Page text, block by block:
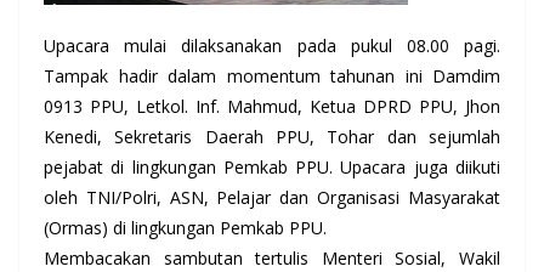
Upacara mulai dilaksanakan pada pukul 08.00 pagi.
Tampak hadir dalam momentum tahunan ini Damdim
0913 PPU, Letkol. Inf. Mahmud, Ketua DPRD PPU, Jhon
Kenedi, Sekretaris Daerah PPU, Tohar dan sejumlah
pejabat di lingkungan Pemkab PPU. Upacara juga diikuti
oleh TNI/Polri, ASN, Pelajar dan Organisasi Masyarakat
(Ormas) di lingkungan Pemkab PPU.
Membacakan sambutan tertulis Menteri Sosial, Wakil